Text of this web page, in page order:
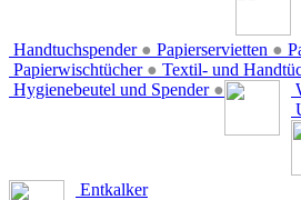
Handtuchspender ● Papierservietten ●
Papierwischtücher ● Textil- und
Hygienebeutel und Spender ●
Entkalker